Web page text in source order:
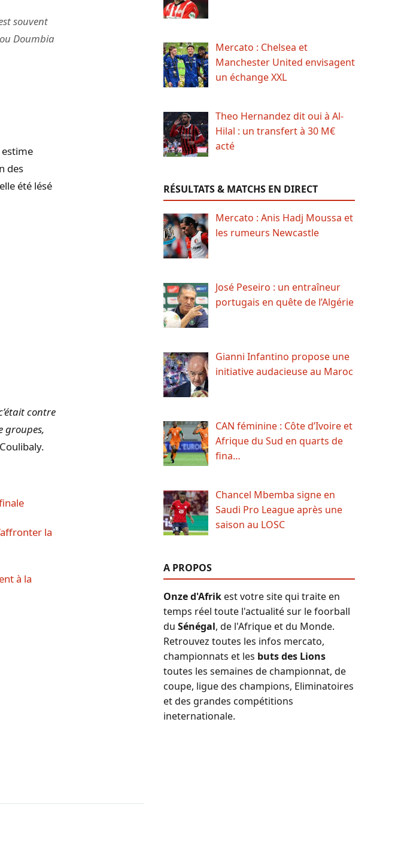
souvent
Doumbia
des
été lésé
contre
groupes,
la
à la
Mercato : Chelsea et
Manchester United envisagent
un échange XXL
Theo Hernandez dit oui à Al-
Hilal : un transfert à 30 M€
acté
RÉSULTATS & MATCHS EN DIRECT
Mercato : Anis Hadj Moussa et
les rumeurs Newcastle
José Peseiro : un entraîneur
portugais en quête de l’Algérie
Gianni Infantino propose une
initiative audacieuse au Maroc
CAN féminine : Côte d’Ivoire et
Afrique du Sud en quarts de
fina…
Chancel Mbemba signe en
Saudi Pro League après une
saison au LOSC
A PROPOS
Onze d'Afrikest votre site qui traite en
temps réel toute l'actualité sur le foorball
du Sénégal, de l'Afrique et du Monde.
Retrouvez toutes les infos mercato,
championnats et les buts des Lions
toutes les semaines de championnat, de
coupe, ligue des champions, Eliminatoires
et des grandes compétitions
ineternationale.